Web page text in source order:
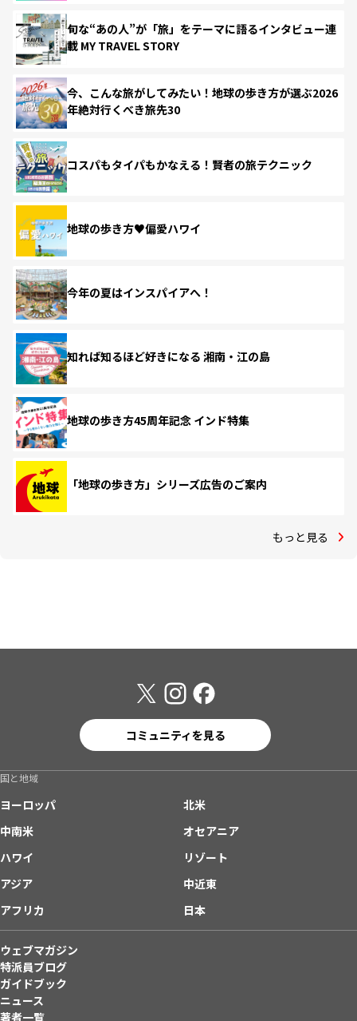
旬な“あの人”が「旅」をテーマに語るインタビュー連
載 MY TRAVEL STORY
今、こんな旅がしてみたい！地球の歩き方が選ぶ2026
年絶対行くべき旅先30
コスパもタイパもかなえる！賢者の旅テクニック
地球の歩き方♥偏愛ハワイ
今年の夏はインスパイアへ！
知れば知るほど好きになる 湘南・江の島
地球の歩き方45周年記念 インド特集
「地球の歩き方」シリーズ広告のご案内
もっと見る
コミュニティを見る
国と地域
ヨーロッパ
北米
中南米
オセアニア
ハワイ
リゾート
アジア
中近東
アフリカ
日本
ウェブマガジン
特派員ブログ
ガイドブック
ニュース
著者一覧